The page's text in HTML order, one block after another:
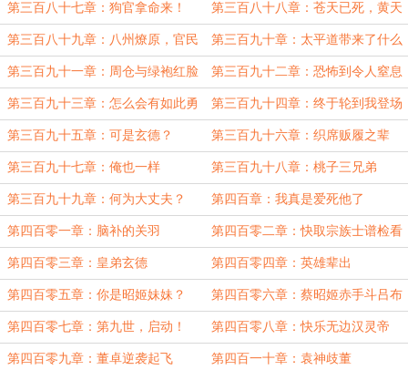
第三百八十七章：狗官拿命来！ 第三百八十八章：苍天已死，黄天
当立
第三百八十九章：八州燎原，官民
对决
第三百九十章：太平道带来了什么
第三百九十一章：周仓与绿袍红脸
狂徒交战
第三百九十二章：恐怖到令人窒息
的武力值
第三百九十三章：怎么会有如此勇
猛的武将
第三百九十四章：终于轮到我登场
了
第三百九十五章：可是玄德？ 第三百九十六章：织席贩履之辈
第三百九十七章：俺也一样 第三百九十八章：桃子三兄弟
第三百九十九章：何为大丈夫？ 第四百章：我真是爱死他了
第四百零一章：脑补的关羽 第四百零二章：快取宗族士谱检看
第四百零三章：皇弟玄德 第四百零四章：英雄辈出
第四百零五章：你是昭姬妹妹？ 第四百零六章：蔡昭姬赤手斗吕布
第四百零七章：第九世，启动！ 第四百零八章：快乐无边汉灵帝
第四百零九章：董卓逆袭起飞 第四百一十章：袁神歧董